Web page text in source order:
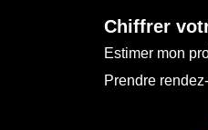
Chiffrer
Estimer mon
Prendre